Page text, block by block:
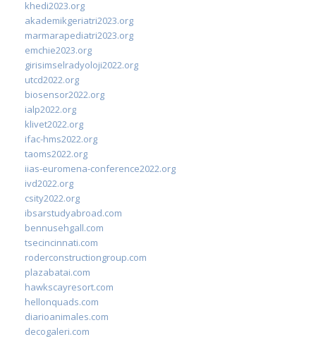
khedi2023.org
akademikgeriatri2023.org
marmarapediatri2023.org
emchie2023.org
girisimselradyoloji2022.org
utcd2022.org
biosensor2022.org
ialp2022.org
klivet2022.org
ifac-hms2022.org
taoms2022.org
iias-euromena-conference2022.org
ivd2022.org
csity2022.org
ibsarstudyabroad.com
bennusehgall.com
tsecincinnati.com
roderconstructiongroup.com
plazabatai.com
hawkscayresort.com
hellonquads.com
diarioanimales.com
decogaleri.com